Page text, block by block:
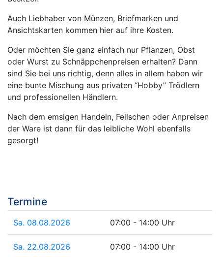
Auch Liebhaber von Münzen, Briefmarken und
Ansichtskarten kommen hier auf ihre Kosten.
Oder möchten Sie ganz einfach nur Pflanzen, Obst
oder Wurst zu Schnäppchenpreisen erhalten? Dann
sind Sie bei uns richtig, denn alles in allem haben wir
eine bunte Mischung aus privaten “Hobby” Trödlern
und professionellen Händlern.
Nach dem emsigen Handeln, Feilschen oder Anpreisen
der Ware ist dann für das leibliche Wohl ebenfalls
gesorgt!
Termine
Sa. 08.08.2026 07:00 - 14:00 Uhr
Sa. 22.08.2026 07:00 - 14:00 Uhr